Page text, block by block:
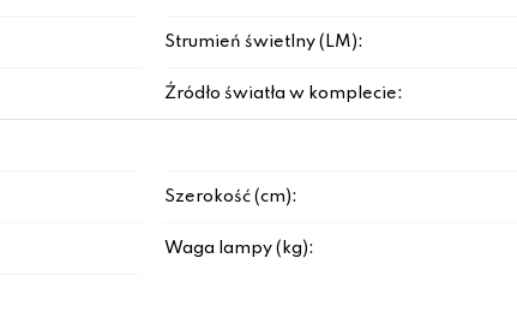
Strumień świetlny (LM):
Źródło światła w komplecie:
Szerokość (cm):
Waga lampy (kg):